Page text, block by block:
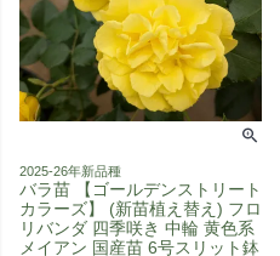
2025-26年新品種
バラ苗 【ゴールデンストリート
カラーズ】 (新苗植え替え) フロ
リバンダ 四季咲き 中輪 黄色系
メイアン 国産苗 6号スリット鉢